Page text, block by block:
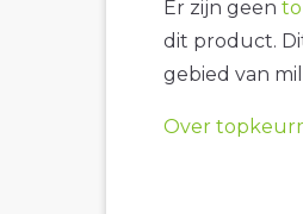
Er zijn geen
dit product.
gebied van
Over